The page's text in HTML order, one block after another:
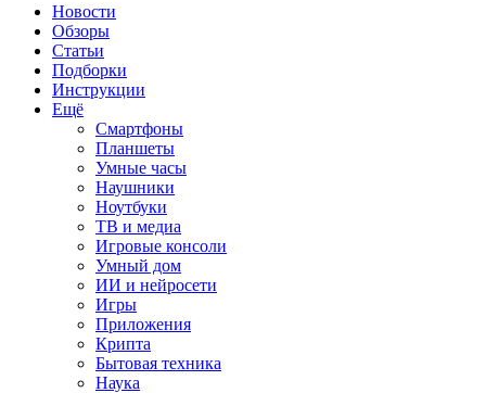
Новости
Обзоры
Статьи
Подборки
Инструкции
Ещё
Смартфоны
Планшеты
Умные часы
Наушники
Ноутбуки
ТВ и медиа
Игровые консоли
Умный дом
ИИ и нейросети
Игры
Приложения
Крипта
Бытовая техника
Наука